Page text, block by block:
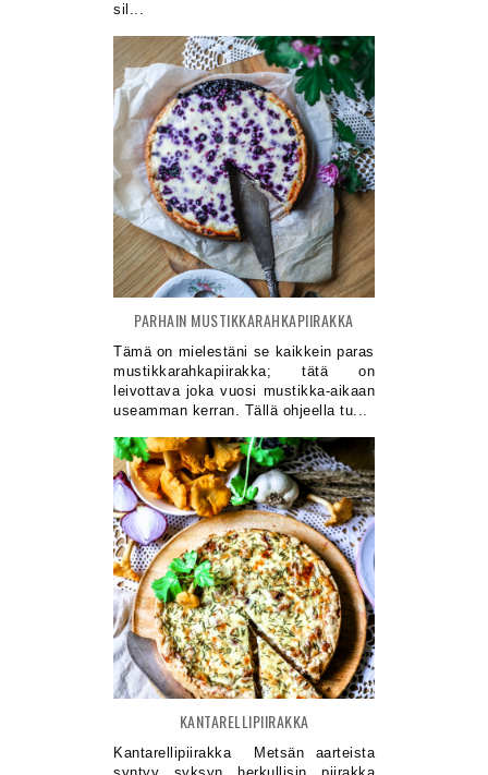
sil...
PARHAIN MUSTIKKARAHKAPIIRAKKA
Tämä on mielestäni se kaikkein paras
mustikkarahkapiirakka; tätä on
leivottava joka vuosi mustikka-aikaan
useamman kerran. Tällä ohjeella tu...
KANTARELLIPIIRAKKA
Kantarellipiirakka Metsän aarteista